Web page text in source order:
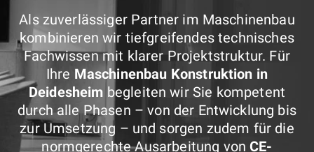
Als zuverlässiger Partner im Maschinenbau
kombinieren wir tiefgreifendes technisches
Fachwissen mit klarer Projektstruktur. Für
Ihre Maschinenbau Konstruktion in
Deidesheim begleiten wir Sie kompetent
durch alle Phasen – von der Entwicklung bis
zur Umsetzung – und sorgen zudem für die
normgerechte Ausarbeitung vonCE-